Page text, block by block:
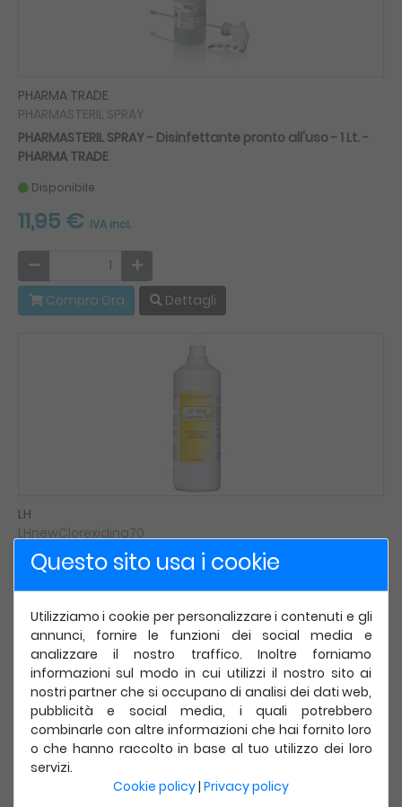
PHARMA TRADE
PHARMASTERIL SPRAY
PHARMASTERIL SPRAY - Disinfettante pronto all'uso - 1 Lt. -
PHARMA TRADE
Disponibile
11,95 € IVA incl.
Compra Ora Dettagli
LH
LHnewClorexidina70
LH New Clorexidina 70 - 1 Lt. - LH
Disponibile
6,71 €IVA incl.
Compra Ora Dettagli
Top
Questo sito usa i cookie
Utilizziamo i cookie per personalizzare i contenuti e gli
annunci, fornire le funzioni dei social media e
analizzare il nostro traffico. Inoltre forniamo
informazioni sul modo in cui utilizzi il nostro sito ai
nostri partner che si occupano di analisi dei dati web,
pubblicità e social media, i quali potrebbero
combinarle con altre informazioni che hai fornito loro
o che hanno raccolto in base al tuo utilizzo dei loro
servizi.
Cookie policy| Privacy policy